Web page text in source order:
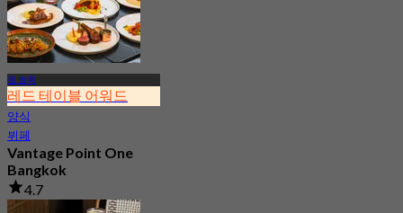
원 방콕
레드 테이블 어워드
양식
뷔페
Vantage Point One
Bangkok
4.7
15.4K 예약됨